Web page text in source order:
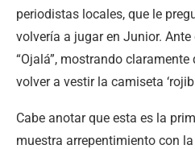
periodistas locales, que le
volvería a jugar en Junior.
“Ojalá”, mostrando
volver a vestir la camiseta
Cabe anotar que esta es la
muestra arrepentimiento con